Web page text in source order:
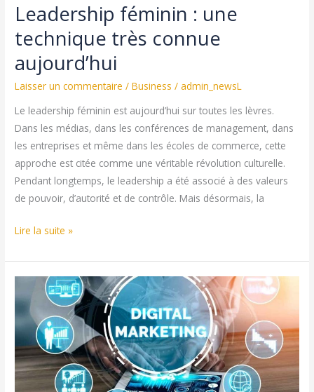
Leadership féminin : une
technique très connue
aujourd’hui
Laisser un commentaire /Business /admin_newsL
Le leadership féminin est aujourd’hui sur toutes les lèvres.
Dans les médias, dans les conférences de management, dans
les entreprises et même dans les écoles de commerce, cette
approche est citée comme une véritable révolution culturelle.
Pendant longtemps, le leadership a été associé à des valeurs
de pouvoir, d’autorité et de contrôle. Mais désormais, la
Leadership
:
technique
très
connue
aujourd’hui
Lire la suite »